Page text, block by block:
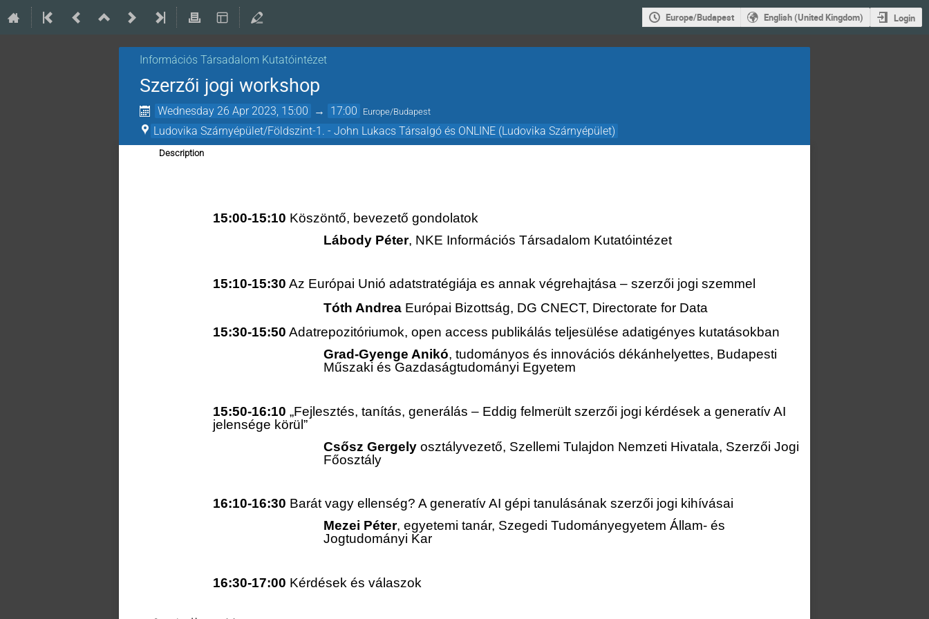
Europe/Budapest English (United Kingdom) Login
Információs Társadalom Kutatóintézet
Szerzői jogi workshop
Wednesday 26 Apr 2023, 15:00 → 17:00 Europe/Budapest
Ludovika Szárnyépület/Földszint-1. - John Lukacs Társalgó és ONLINE (Ludovika Szárnyépület)
Description
15:00-15:10 Köszöntő, bevezető gondolatok
Lábody Péter, NKE Információs Társadalom Kutatóintézet
15:10-15:30 Az Európai Unió adatstratégiája es annak végrehajtása – szerzői jogi szemmel
Tóth Andrea Európai Bizottság, DG CNECT, Directorate for Data
15:30-15:50 Adatrepozitóriumok, open access publikálás teljesülése adatigényes kutatásokban
Grad-Gyenge Anikó, tudományos és innovációs dékánhelyettes, Budapesti
Műszaki és Gazdaságtudományi Egyetem
15:50-16:10 „Fejlesztés, tanítás, generálás – Eddig felmerült szerzői jogi kérdések a generatív AI
jelensége körül”
Csősz Gergely osztályvezető, Szellemi Tulajdon Nemzeti Hivatala, Szerzői Jogi
Főosztály
16:10-16:30 Barát vagy ellenség? A generatív AI gépi tanulásának szerzői jogi kihívásai
Mezei Péter, egyetemi tanár, Szegedi Tudományegyetem Állam- és
Jogtudományi Kar
16:30-17:00 Kérdések és válaszok